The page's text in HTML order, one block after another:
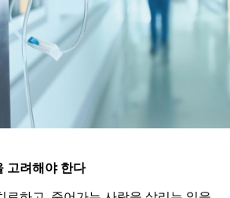
고려해야 한다